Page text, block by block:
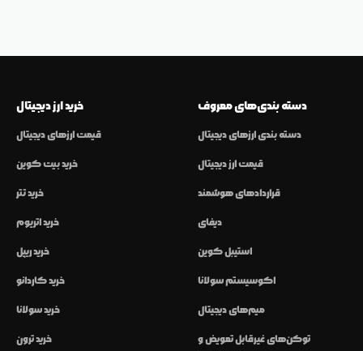
خرید ارز دیجیتال
قیمت ارزهای دیجیتال
خرید بیت کوین
خرید تتر
خرید اتریوم
خرید ریپل
خرید کاردانو
خرید سولانا
خرید ترون
دسته بندی‌های معروف
دسته بندی ارزهای دیجیتال
قیمت ارز دیجیتال
قراردادهای هوشمند
دیفای
استیبل کوین
اکوسیستم سولانا
میم‌های دیجیتال
توکن‌های غیرقابل تعویض و